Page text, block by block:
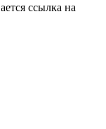
ссылка на